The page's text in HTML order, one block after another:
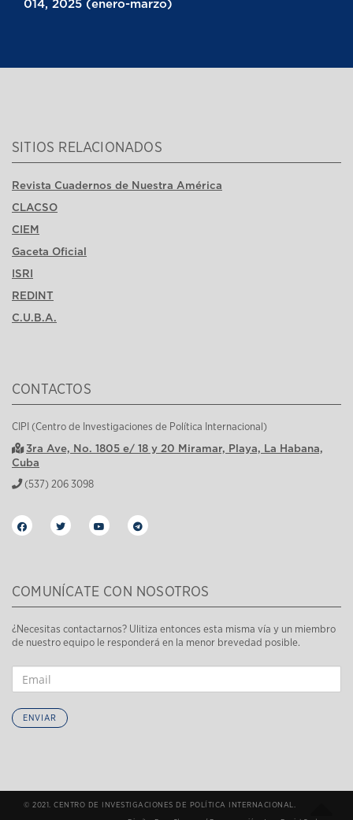
014, 2025 (enero-marzo)
SITIOS RELACIONADOS
Revista Cuadernos de Nuestra América
CLACSO
CIEM
Gaceta Oficial
ISRI
REDINT
C.U.B.A.
CONTACTOS
CIPI (Centro de Investigaciones de Política Internacional)
3ra Ave, No. 1805 e/ 18 y 20 Miramar, Playa, La Habana,
Cuba
(537) 206 3098
COMUNÍCATE CON NOSOTROS
¿Necesitas contactarnos? Ulitiza entonces esta misma vía y un miembro
de nuestro equipo le responderá en la menor brevedad posible.
ENVIAR
© 2021. CENTRO DE INVESTIGACIONES DE POLÍTICA INTERNACIONAL.